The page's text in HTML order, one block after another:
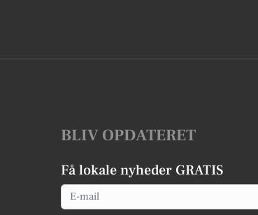
BLIV OPDATERET
Få lokale nyheder GRATIS
Email